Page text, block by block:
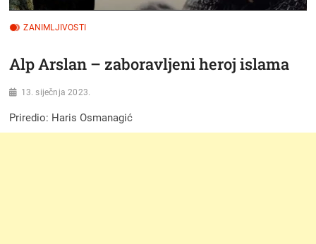
ZANIMLJIVOSTI
Alp Arslan – zaboravljeni heroj islama
13. siječnja 2023.
Priredio: Haris Osmanagić